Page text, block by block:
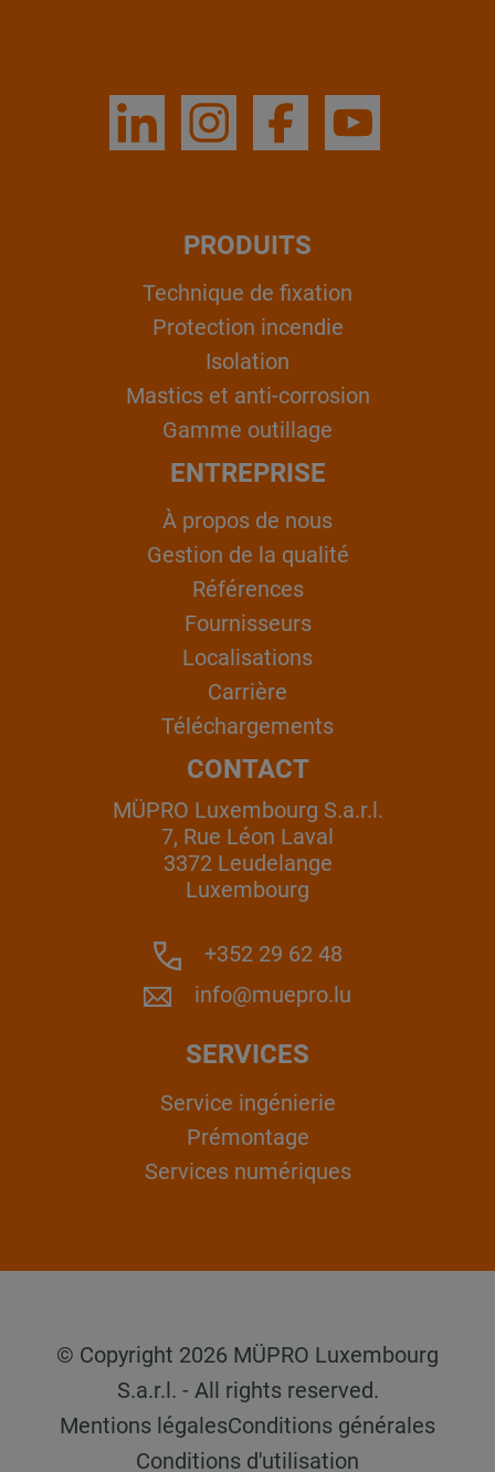
PRODUITS
Technique de fixation
Protection incendie
Isolation
Mastics et anti-corrosion
Gamme outillage
ENTREPRISE
À propos de nous
Gestion de la qualité
Références
Fournisseurs
Localisations
Carrière
Téléchargements
CONTACT
MÜPRO Luxembourg S.a.r.l.
7, Rue Léon Laval
3372 Leudelange
Luxembourg
+352 29 62 48
info@muepro.lu
SERVICES
Service ingénierie
Prémontage
Services numériques
© Copyright 2026 MÜPRO Luxembourg
S.a.r.l. - All rights reserved.
Mentions légalesConditions générales
Conditions d'utilisation